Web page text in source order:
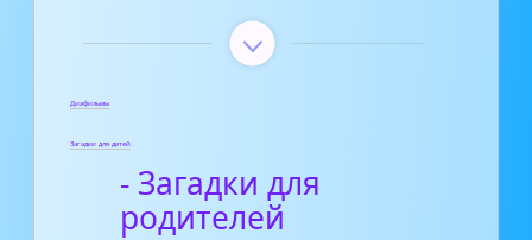
Диафильмы
Загадки для детей
- Загадки для
родителей